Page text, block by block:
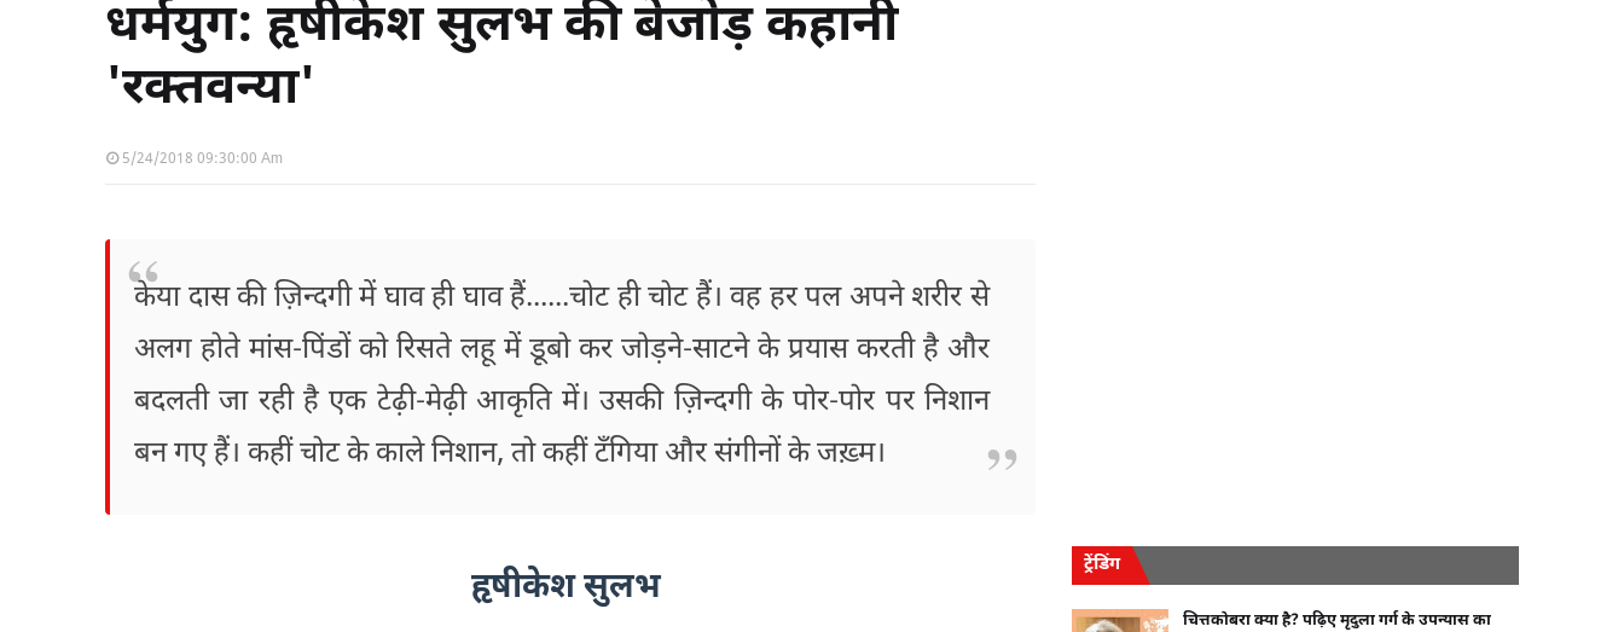
धर्मयुग: हृषीकेश सुलभ की बेजोड़ कहानी
'रक्तवन्या'
5/24/2018 09:30:00 Am
केया दास की ज़िन्दगी में घाव ही घाव हैं......चोट ही चोट हैं। वह हर पल अपने शरीर से
अलग होते मांस-पिंडों को रिसते लहू में डूबो कर जोड़ने-साटने के प्रयास करती है और
बदलती जा रही है एक टेढ़ी-मेढ़ी आकृति में। उसकी ज़िन्दगी के पोर-पोर पर निशान
बन गए हैं। कहीं चोट के काले निशान, तो कहीं टँगिया और संगीनों के जख़्म।
हृषीकेश सुलभ
ट्रेंडिंग
चित्तकोबरा क्या है? पढ़िए मृदुला गर्ग के उपन्यास का